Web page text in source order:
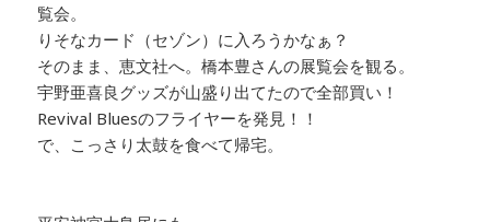
覧会。
りそなカード（セゾン）に入ろうかなぁ？
そのまま、恵文社へ。橋本豊さんの展覧会を観る。
宇野亜喜良グッズが山盛り出てたので全部買い！
Revival Bluesのフライヤーを発見！！
で、こっさり太鼓を食べて帰宅。